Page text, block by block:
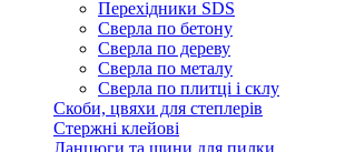
Перехідники SDS
Сверла по бетону
Сверла по дереву
Сверла по металу
Сверла по плитці і склу
Скоби, цвяхи для степлерів
Стержні клейові
Ланцюги та шини для пилки